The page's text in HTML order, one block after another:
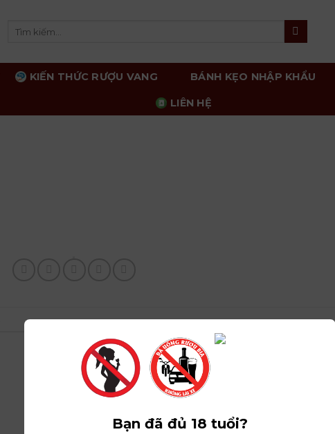
KIẾN THỨC RƯỢU VANG BÁNH KẸO NHẬP KHẨU
LIÊN HỆ
Bạn đã đủ 18 tuổi?